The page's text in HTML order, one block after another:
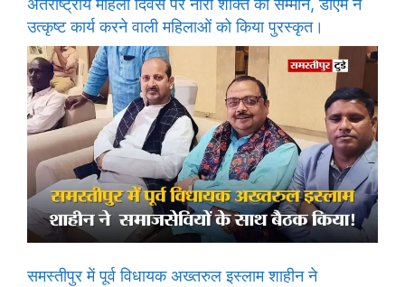
अंतर्राष्ट्रीय महिला दिवस पर नारी शक्ति का सम्मान, डीएम ने
उत्कृष्ट कार्य करने वाली महिलाओं को किया पुरस्कृत।
समस्तीपुर में पूर्व विधायक अख्तरुल इस्लाम शाहीन ने